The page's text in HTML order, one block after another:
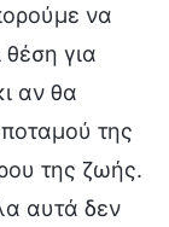
να
για
αν θα
της
της ζωής.
αυτά δεν